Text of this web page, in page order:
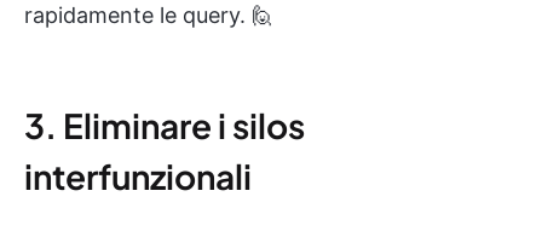
rapidamente le query. 🙋
3. Eliminare i silos
interfunzionali